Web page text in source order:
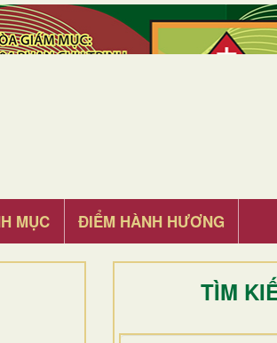
MỤC ĐIỂM HÀNH HƯƠNG
TÌM